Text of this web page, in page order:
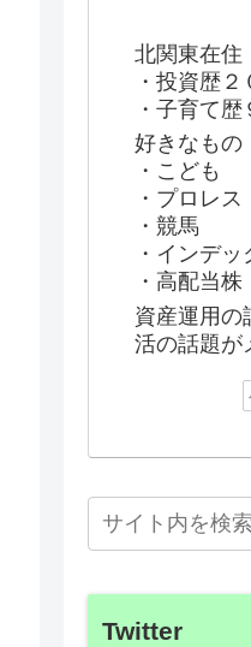
北関東在
・投資歴２
・子育て歴
好きなもの
・こども
・プロレス
・競馬
・インデ
・高配当株
資産運用の
活の話題が
Twitter